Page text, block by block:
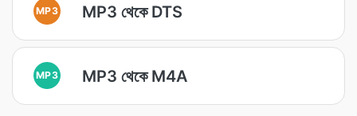
MP3 MP3 থেকে DTS
MP3 MP3 থেকে M4A